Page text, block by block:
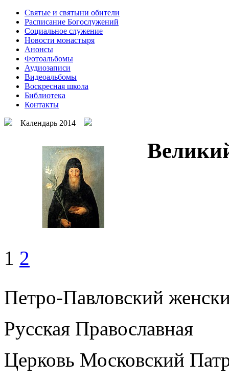
Святые и святыни обители
Расписание Богослужений
Социальное служение
Новости монастыря
Анонсы
Фотоальбомы
Аудиозаписи
Видеоальбомы
Воскресная школа
Библиотека
Контакты
Календарь 2014
1 2
Петро-Павловский
Русская Православная
Церковь Московский